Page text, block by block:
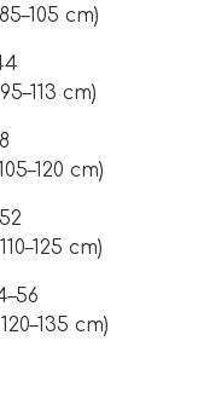
cm)
cm)
cm)
cm)
cm)